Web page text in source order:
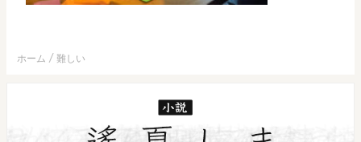
ホーム 難しい